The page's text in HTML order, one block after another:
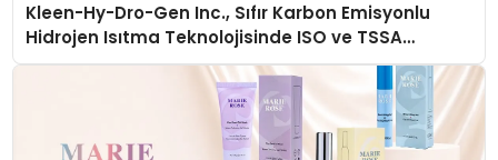
Kleen-Hy-Dro-Gen Inc., Sıfır Karbon Emisyonlu
Hidrojen Isıtma Teknolojisinde ISO ve TSSA
Düzenleyici Onaylarını Aldı